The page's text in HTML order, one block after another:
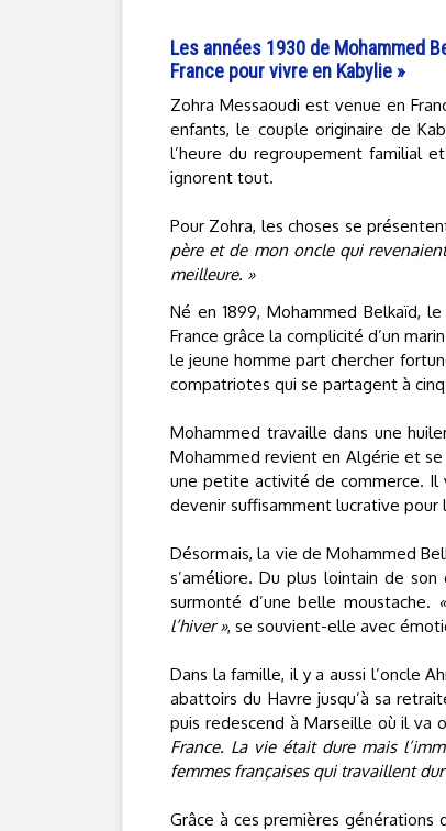
Les années 1930 de Mohammed
France pour vivre en Kabylie »
Zohra Messaoudi est venue en
enfants, le couple originaire de
l’heure du regroupement familial
ignorent tout.
Pour Zohra, les choses se
père et de mon oncle qui
meilleure. »
Né en 1899, Mohammed Belkaïd,
France grâce la complicité d’un
le jeune homme part chercher
compatriotes qui se partagent à
Mohammed travaille dans une
Mohammed revient en Algérie et se
une petite activité de commerce. Il
devenir suffisamment lucrative pour
Désormais, la vie de Mohammed
s’améliore. Du plus lointain de
surmonté d’une belle moustache.
l’hiver », se souvient-elle avec
Dans la famille, il y a aussi l’oncle
abattoirs du Havre jusqu’à sa
puis redescend à Marseille où il va
France. La vie était dure mais
femmes françaises qui travaillent
Grâce à ces premières générations